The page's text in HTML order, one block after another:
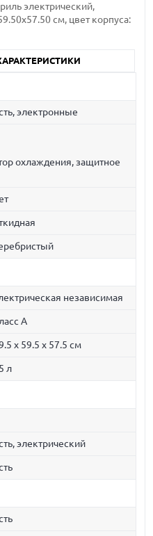
электрический,
см, цвет корпуса:
электронные
охлаждения, защитное
независимая
A
х 59.5 x 57.5 см
л
электрический